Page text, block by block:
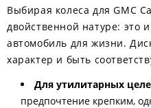
Выбирая колеса для GMC
двойственной натуре: это
автомобиль для жизни.
характер и быть
Для утилитарных
предпочтение крепким,